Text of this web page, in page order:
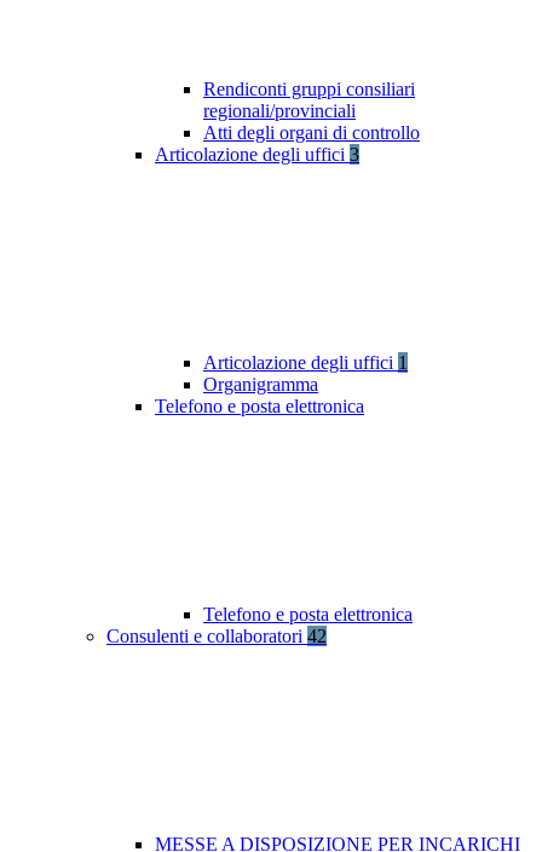
Rendiconti gruppi consiliari
regionali/provinciali
Atti degli organi di controllo
Articolazione degli uffici 3
Articolazione degli uffici 1
Organigramma
Telefono e posta elettronica
Telefono e posta elettronica
Consulenti e collaboratori 42
MESSE A DISPOSIZIONE PER INCARICHI